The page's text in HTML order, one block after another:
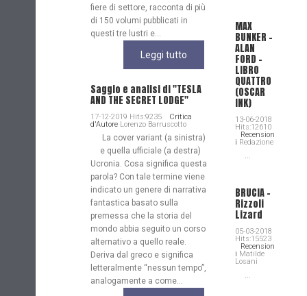
fiere di settore, racconta di più
di 150 volumi pubblicati in
questi tre lustri e...
Leggi tutto
Saggio e analisi di "TESLA
AND THE SECRET LODGE"
17-12-2019 Hits:9235
Critica
d'AutoreLorenzo Barruscotto
La cover variant (a sinistra)
e quella ufficiale (a destra)
Ucronia. Cosa significa questa
parola? Con tale termine viene
indicato un genere di narrativa
fantastica basato sulla
premessa che la storia del
mondo abbia seguito un corso
alternativo a quello reale.
Deriva dal greco e significa
letteralmente “nessun tempo”,
analogamente a come...
MAX
BUNKER –
ALAN
FORD –
LIBRO
QUATTRO
(OSCAR
INK)
13-06-2018
Hits:12610
Recension
i Redazione
...
BRUCIA -
Rizzoli
Lizard
05-03-2018
Hits:15523
Recension
i Matilde
Losani
...